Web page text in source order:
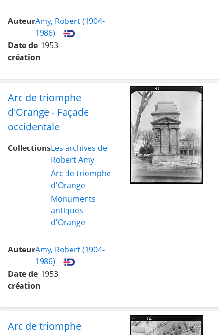
AuteurAmy, Robert (1904-
1986)
Date de
création
1953
Arc de triomphe
d'Orange - Façade
occidentale
CollectionsLes archives de
Robert Amy
Arc de triomphe
d'Orange
Monuments
antiques
d'Orange
AuteurAmy, Robert (1904-
1986)
Date de
création
1953
Arc de triomphe